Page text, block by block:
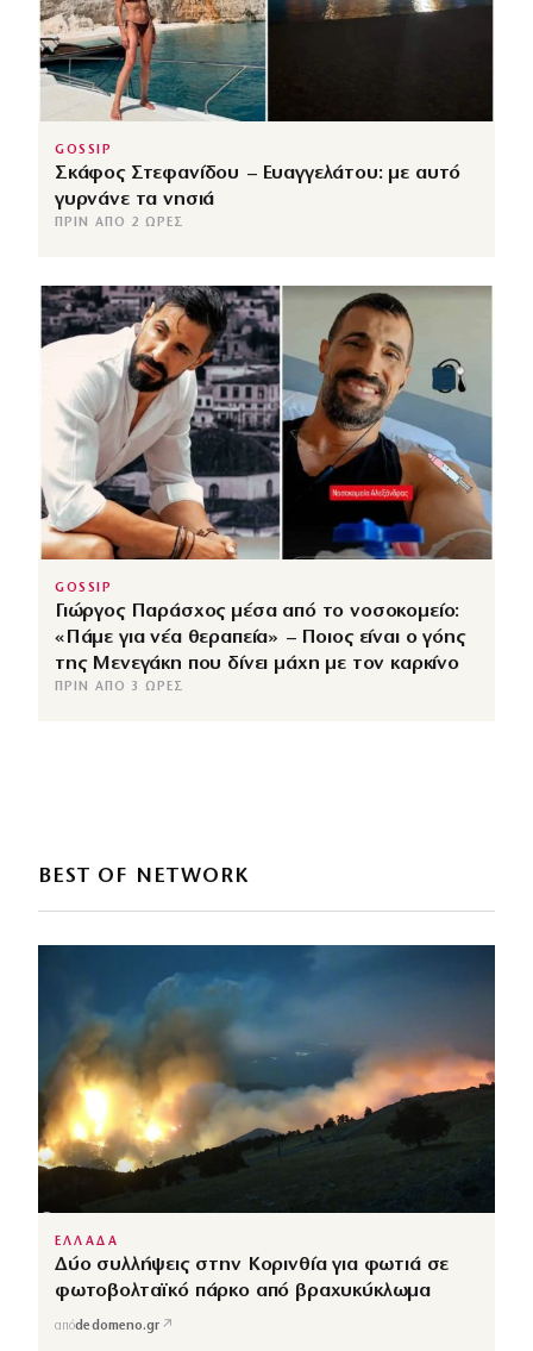
GOSSIP
Σκάφος Στεφανίδου – Ευαγγελάτου: με αυτό
γυρνάνε τα νησιά
ΠΡΙΝ ΑΠΌ 2 ΏΡΕΣ
GOSSIP
Γιώργος Παράσχος μέσα από το νοσοκομείο:
«Πάμε για νέα θεραπεία» – Ποιος είναι ο γόης
της Μενεγάκη που δίνει μάχη με τον καρκίνο
ΠΡΙΝ ΑΠΌ 3 ΏΡΕΣ
BEST OF NETWORK
ΕΛΛΑΔΑ
Δύο συλλήψεις στην Κορινθία για φωτιά σε
φωτοβολταϊκό πάρκο από βραχυκύκλωμα
απόdedomeno.gr ↗